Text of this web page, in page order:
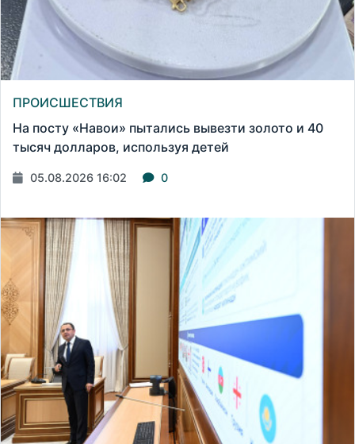
ПРОИСШЕСТВИЯ
На посту «Навои» пытались вывезти золото и 40
тысяч долларов, используя детей
05.08.2026 16:02 0